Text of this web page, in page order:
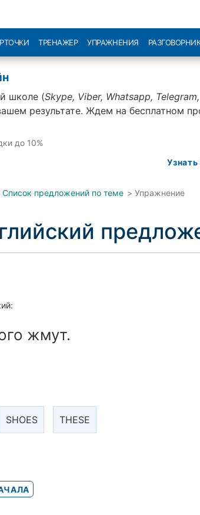
ТРЕНАЖЕР УПРАЖНЕНИЯ
школе (Skype, Viber, Whatsapp,
результате. Ждем на бесплатном
до 10%
Список предложений по теме > Упражнение
жмут.
SHOES THESE